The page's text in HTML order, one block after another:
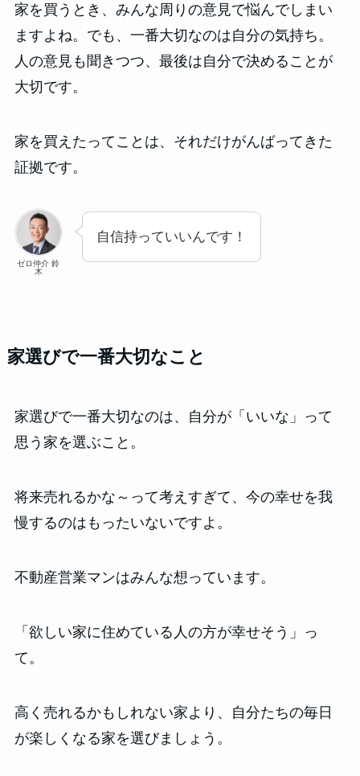
家を買うとき、みんな周りの意見で悩んでしまい
ますよね。でも、一番大切なのは自分の気持ち。
人の意見も聞きつつ、最後は自分で決めることが
大切です。
家を買えたってことは、それだけがんばってきた
証拠です。
ゼロ仲介 鈴
木
自信持っていいんです！
家選びで一番大切なこと
家選びで一番大切なのは、自分が「いいな」って
思う家を選ぶこと。
将来売れるかな～って考えすぎて、今の幸せを我
慢するのはもったいないですよ。
不動産営業マンはみんな想っています。
「欲しい家に住めている人の方が幸せそう」っ
て。
高く売れるかもしれない家より、自分たちの毎日
が楽しくなる家を選びましょう。